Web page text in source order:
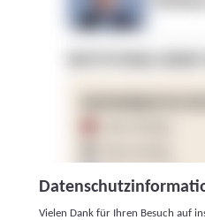
Vielen Dank für Ihren Besuch auf